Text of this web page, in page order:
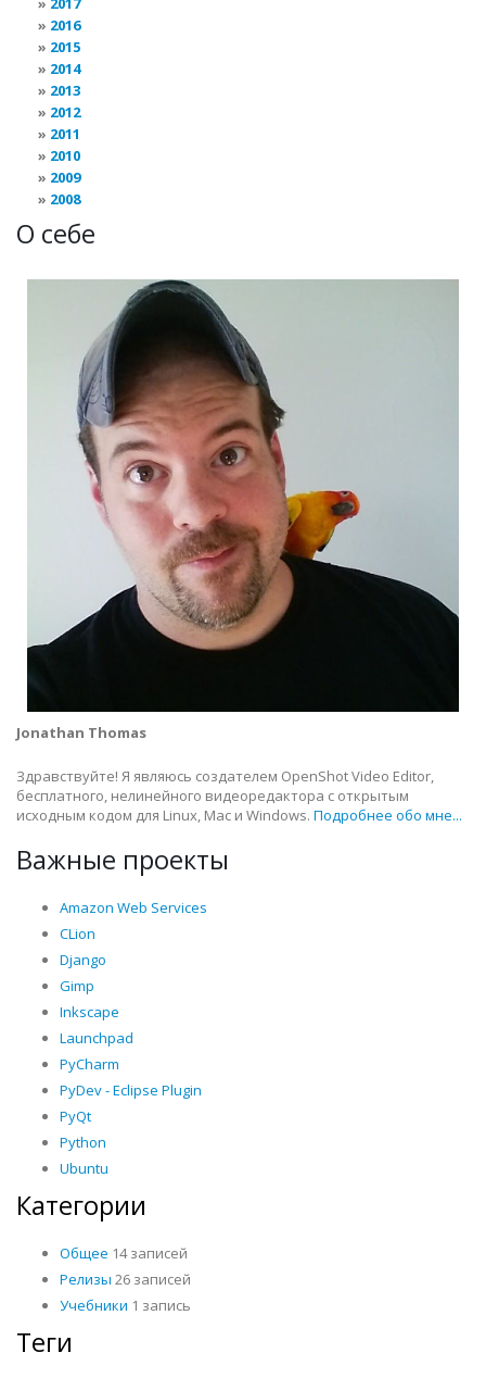
2016
2015
2014
2013
2012
2011
2010
2009
2008
О себе
Jonathan Thomas
Здравствуйте! Я являюсь создателем OpenShot Video Editor,
бесплатного, нелинейного видеоредактора с открытым
исходным кодом для Linux, Mac и Windows. Подробнее обо мне...
Важные проекты
Amazon Web Services
CLion
Django
Gimp
Inkscape
Launchpad
PyCharm
PyDev - Eclipse Plugin
PyQt
Python
Ubuntu
Категории
Общее 14 записей
Релизы 26 записей
Учебники 1 запись
Теги